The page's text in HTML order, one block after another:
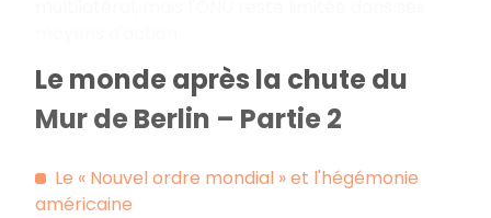
Le monde après la chute du
Mur de Berlin – Partie 2
Le « Nouvel ordre mondial » et l'hégémonie
américaine